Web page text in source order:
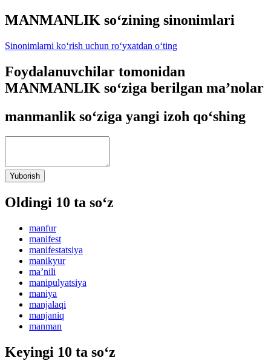
MANMANLIK so‘zining sinonimlari
Sinonimlarni ko‘rish uchun ro‘yxatdan o‘ting
Foydalanuvchilar tomonidan
MANMANLIK so‘ziga berilgan ma’nolar
manmanlik so‘ziga yangi izoh qo‘shing
Yuborish
Oldingi 10 ta so‘z
manfur
manifest
manifestatsiya
manikyur
maʼnili
manipulyatsiya
maniya
manjalaqi
manjaniq
manman
Keyingi 10 ta so‘z